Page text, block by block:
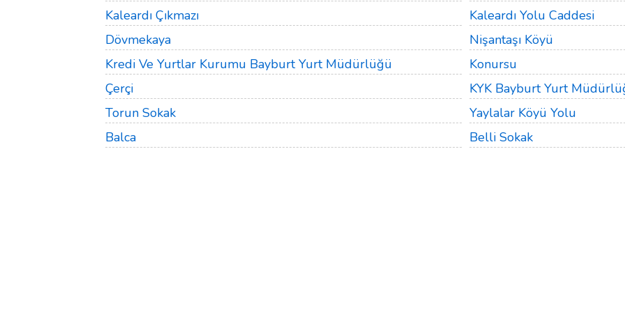
Kaleardı Çıkmazı
Kaleardı Yolu Caddesi
Dövmekaya
Nişantaşı Köyü
Kredi Ve Yurtlar Kurumu Bayburt Yurt Müdürlüğü
Konursu
Çerçi
KYK Bayburt Yurt
Torun Sokak
Yaylalar Köyü Yolu
Balca
Belli Sokak